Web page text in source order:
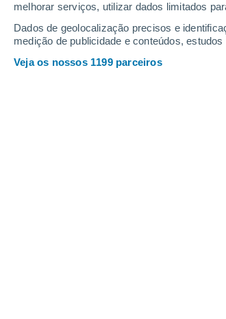
melhorar serviços, utilizar dados limitados
Dados de geolocalização precisos e
medição de publicidade e conteúdos,
Veja os nossos 1199 parceiros